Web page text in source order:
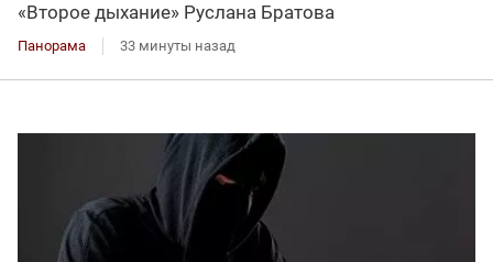
«Второе дыхание» Руслана Братова
Панорама 33 минуты назад